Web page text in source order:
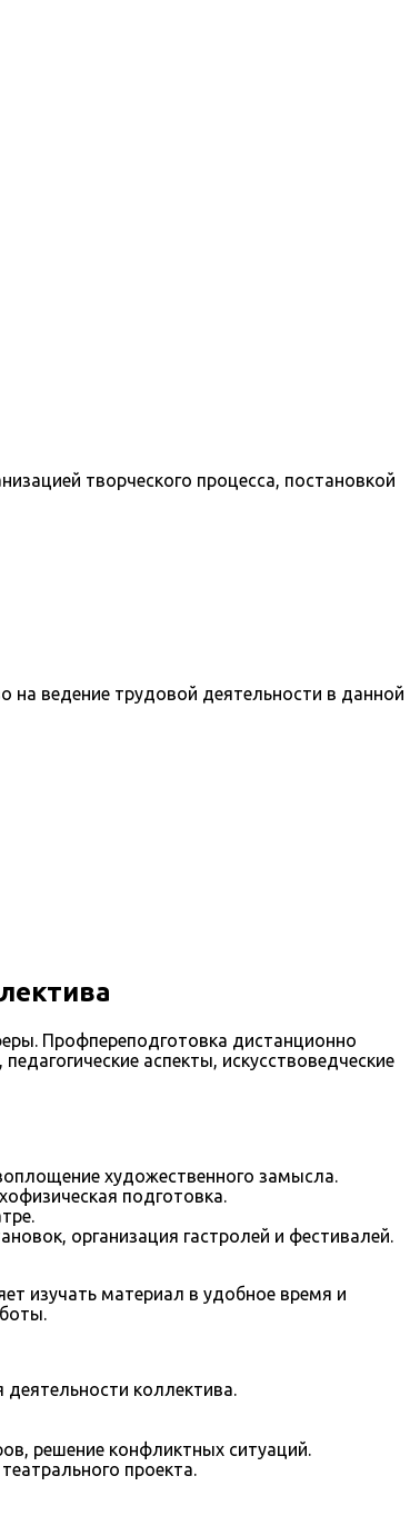
творческого процесса, постановкой
на ведение трудовой деятельности в данной
Профпереподготовка дистанционно
аспекты, искусствоведческие
художественного замысла.
подготовка.
организация гастролей и фестивалей.
изучать материал в удобное время и
коллектива.
решение конфликтных ситуаций.
проекта.